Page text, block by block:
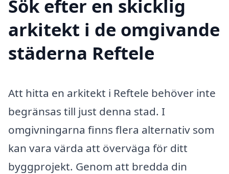
Sök efter en skicklig
arkitekt i de omgivande
städerna Reftele
Att hitta en arkitekt i Reftele behöver inte
begränsas till just denna stad. I
omgivningarna finns flera alternativ som
kan vara värda att överväga för ditt
byggprojekt. Genom att bredda din